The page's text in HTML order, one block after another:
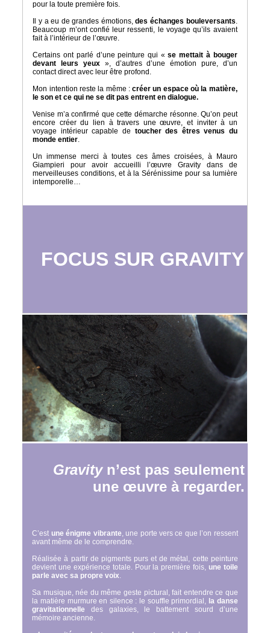
pour la toute première fois.
Il y a eu de grandes émotions,des échanges bouleversants
Beaucoup m’ont confié leur ressenti, le voyage qu’ils avaient
fait à l’intérieur de l’œuvre.
Certains ont parlé d’une peinture qui «se mettait à bouger
devant leurs yeux», d’autres d’une émotion pure, d’un
contact direct avec leur être profond.
Mon intention reste la même :créer un espace où la matière,
le son et ce qui ne se dit pas entrent en dialogue.
Venise m’a confirmé que cette démarche résonne. Qu’on peut
encore créer du lien à travers une œuvre, et inviter à un
voyage intérieur capable de toucher des êtres venus du
monde entier
Un immense merci à toutes ces âmes croisées, à Mauro
Giampieri pour avoir accueilli l’œuvre Gravity dans de
merveilleuses conditions, et à la Sérénissime pour sa lumière
intemporelle…
FOCUS SUR GRAVITY
Gravityn’est pas seulement
une œuvre à regarder.
C’est une énigme vibrante, une porte vers ce que l’on ressent
avant même de le comprendre.
Réalisée à partir de pigments purs et de métal, cette peinture
devient une expérience totale. Pour la première fois, une toile
parle avec sa propre voix.
Sa musique, née du même geste pictural, fait entendre ce que
la matière murmure en silence : le souffle primordial, la danse
gravitationnelle des galaxies, le battement sourd d’une
mémoire ancienne.